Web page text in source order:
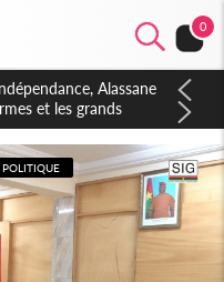
0
Bah admire le modèle
le développement
POLITIQUE